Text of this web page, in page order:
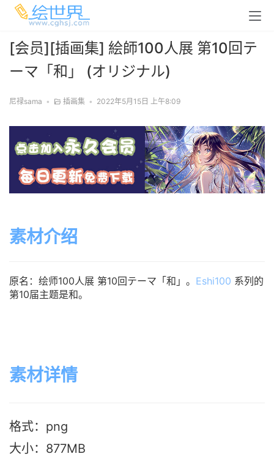
[会员][插画集] 絵師100人展 第10回テ
ーマ「和」 (オリジナル)
尼禄sama • 插画集 • 2022年5月15日 上午8:09
素材介绍
原名： 绘师100人展 第10回テーマ「和」。 Eshi100 系列的
第10届主题是和。
素材详情
格式：png
大小：877MB